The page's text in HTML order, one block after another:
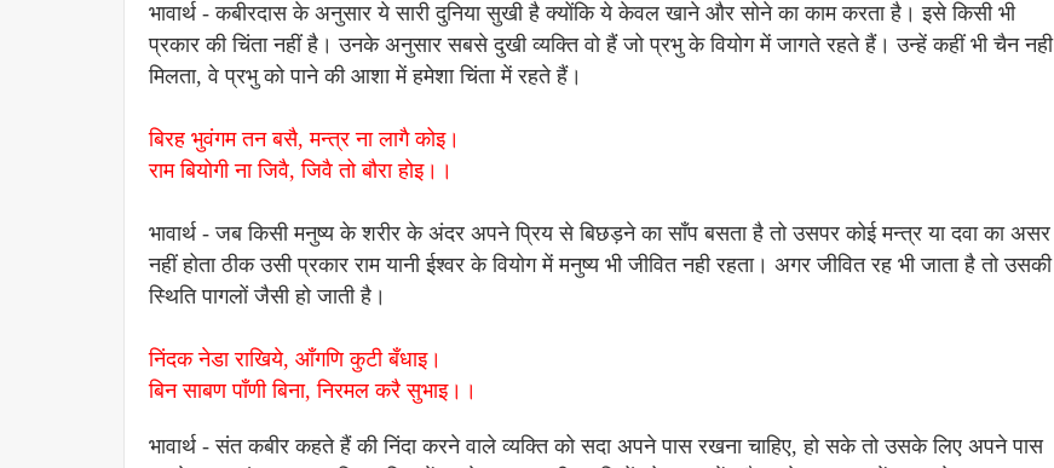
भावार्थ - कबीरदास के अनुसार ये सारी दुनिया सुखी है क्योंकि ये केवल खाने और सोने का काम करता है। इसे किसी भी
प्रकार की चिंता नहीं है। उनके अनुसार सबसे दुखी व्यक्ति वो हैं जो प्रभु के वियोग में जागते रहते हैं। उन्हें कहीं भी चैन नही
मिलता, वे प्रभु को पाने की आशा में हमेशा चिंता में रहते हैं।
बिरह भुवंगम तन बसै, मन्त्र ना लागै कोइ।
राम बियोगी ना जिवै, जिवै तो बौरा होइ।।
भावार्थ - जब किसी मनुष्य के शरीर के अंदर अपने प्रिय से बिछड़ने का साँप बसता है तो उसपर कोई मन्त्र या दवा का असर
नहीं होता ठीक उसी प्रकार राम यानी ईश्वर के वियोग में मनुष्य भी जीवित नही रहता। अगर जीवित रह भी जाता है तो उसकी
स्थिति पागलों जैसी हो जाती है।
निंदक नेडा राखिये, आँगणि कुटी बँधाइ।
बिन साबण पाँणी बिना, निरमल करै सुभाइ।।
भावार्थ - संत कबीर कहते हैं की निंदा करने वाले व्यक्ति को सदा अपने पास रखना चाहिए, हो सके तो उसके लिए अपने पास